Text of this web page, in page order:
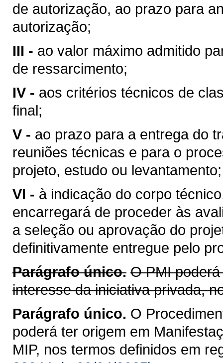
de autorização, ao prazo para
autorização;
III - ao valor máximo admitido
de ressarcimento;
IV - aos critérios técnicos de
final;
V - ao prazo para a entrega do
reuniões técnicas e para o
projeto, estudo ou levantamento;
VI - à indicação do corpo
encarregará de proceder às
a seleção ou aprovação do
definitivamente entregue pelo
Parágrafo único. O PMI
interesse da iniciativa privada,
Parágrafo único. O
poderá ter origem em
MIP, nos termos definidos em